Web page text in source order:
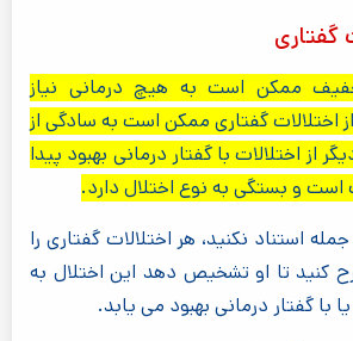
گفتاری
خفیف ممکن است به هیچ درمانی نیاز
اختلالات گفتاری ممکن است به سادگی از
از اختلالات با گفتار درمانی بهبود پیدا
است و بستگی به نوع اختلال دارد.
استناد نکنید، هر اختلالات گفتاری را
کنید تا او تشخیص دهد این اختلال به
با گفتار درمانی بهبود می یابد.